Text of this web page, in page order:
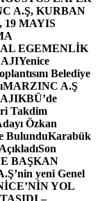
A.Ş, KURBAN
19 MAYIS
EGEMENLİK
Yenice
Belediye
MARZINC A.Ş
KBÜ’de
Takdim
Özkan
BulunduKarabük
Son
BAŞKAN
yeni Genel
YOL
–